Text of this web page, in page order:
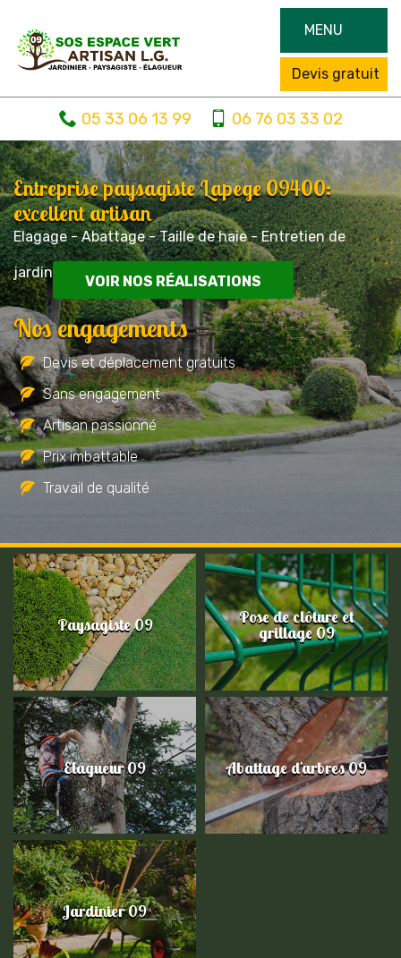
MENU
Devis gratuit
05 33 06 13 99 06 76 03 33 02
Entreprise paysagiste Lapege 09400:
excellent artisan
Elagage - Abattage - Taille de haie - Entretien de
jardin
VOIR NOS RÉALISATIONS
Nos engagements
Devis et déplacement gratuits
Sans engagement
Artisan passionné
Prix imbattable
Travail de qualité
Paysagiste 09 Pose de clôture et
grillage 09
Elagueur 09 Abattage d'arbres 09
Jardinier 09